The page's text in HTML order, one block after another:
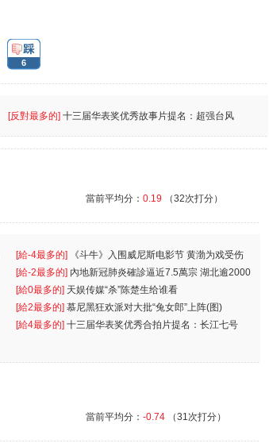
踩:
6
[反對最多的] 十三届华表奖优秀故事片提名：超强台风
當前平均分： 0.19 （32次打分）
[給-4最多的]
《斗牛》入围威尼斯电影节 黄渤为戏受伤
一
[給-2最多的] 內地新冠肺炎確診逼近7.5萬宗 湖北逾2000
人
[給0最多的] 天娱传媒“杀”陈楚生给谁看
[給2最多的] 慕尼黑狂欢派对大批“兔女郎”上阵(图)
[給4最多的] 十三届华表奖优秀合拍片提名：长江七号
當前平均分： -0.74 （31次打分）